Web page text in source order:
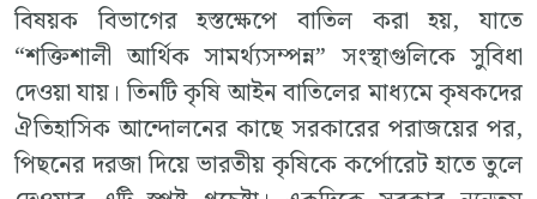
বিষয়ক বিভাগের হস্তক্ষেপে বাতিল করা হয়, যাতে
“শক্তিশালী আর্থিক সামর্থ্যসম্পন্ন” সংস্থাগুলিকে সুবিধা
দেওয়া যায়। তিনটি কৃষি আইন বাতিলের মাধ্যমে কৃষকদের
ঐতিহাসিক আন্দোলনের কাছে সরকারের পরাজয়ের পর,
পিছনের দরজা দিয়ে ভারতীয় কৃষিকে কর্পোরেট হাতে তুলে